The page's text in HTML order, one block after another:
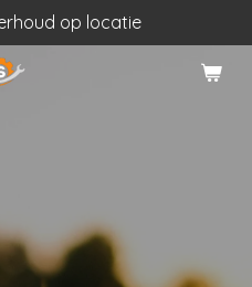
op locatie